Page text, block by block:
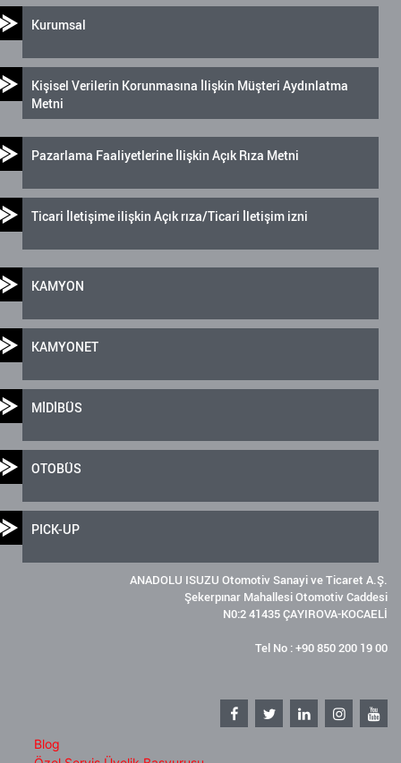
Kurumsal
Kişisel Verilerin Korunmasına İlişkin Müşteri Aydınlatma
Metni
Pazarlama Faaliyetlerine İlişkin Açık Rıza Metni
Ticari İletişime ilişkin Açık rıza/Ticari İletişim izni
KAMYON
KAMYONET
MİDİBÜS
OTOBÜS
PICK-UP
ANADOLU ISUZU Otomotiv Sanayi ve Ticaret A.Ş.
Şekerpınar Mahallesi Otomotiv Caddesi
N0:2 41435 ÇAYIROVA-KOCAELİ
Tel No : +90 850 200 19 00
Blog